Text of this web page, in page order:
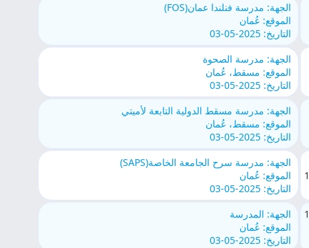
الجهة: مدرسة فنلندا عمان(FOS)
الموقع: عُمان
التاريخ: 2025-05-03
الجهة: مدرسة الصحوة
الموقع: مسقط، عُمان
التاريخ: 2025-05-03
الجهة: مدرسة مسقط الدولية التابعة لأميتي
الموقع: مسقط، عُمان
التاريخ: 2025-05-03
الجهة: مدرسة سرح الجامعة الخاصة(SAPS)
الموقع: عُمان
التاريخ: 2025-05-03
الجهة: المدرسة
الموقع: عُمان
التاريخ: 2025-05-03